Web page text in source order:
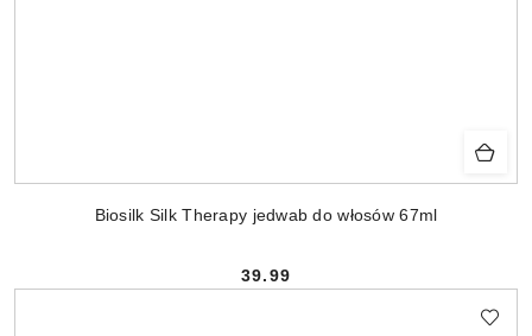
Biosilk Silk Therapy jedwab do włosów 67ml
Cena:
39.99